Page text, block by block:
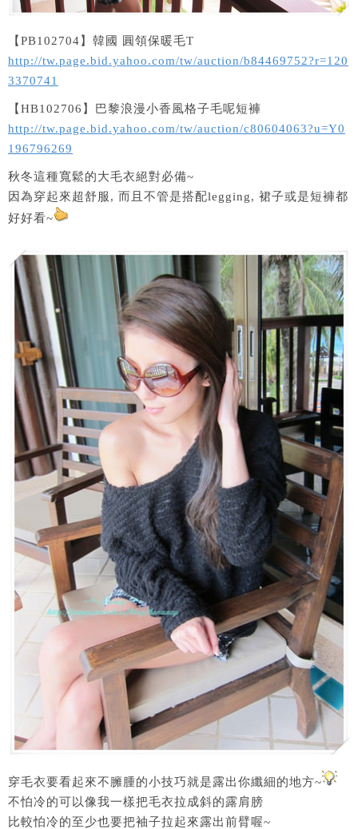
【PB102704】韓國 圓領保暖毛T
http://tw.page.bid.yahoo.com/tw/auction/b84469752?r=120
3370741
【HB102706】巴黎浪漫小香風格子毛呢短褲
http://tw.page.bid.yahoo.com/tw/auction/c80604063?u=Y0
196796269
秋冬這種寬鬆的大毛衣絕對必備~
因為穿起來超舒服, 而且不管是搭配legging, 裙子或是短褲都
好好看~
穿毛衣要看起來不臃腫的小技巧就是露出你纖細的地方~
不怕冷的可以像我一樣把毛衣拉成斜的露肩膀
比較怕冷的至少也要把袖子拉起來露出前臂喔~